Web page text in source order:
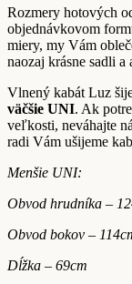
Rozmery hotových
objednávkovom
miery, my Vám
naozaj krásne sadli
Vlnený kabát Luz
väčšie UNI. Ak
veľkosti, neváhajte
radi Vám ušijeme
Menšie UNI:
Obvod hrudníka –
Obvod bokov –
Dĺžka – 69cm